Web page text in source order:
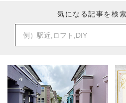
気になる記事を検